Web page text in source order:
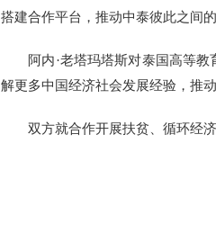
搭建合作平台，推动中泰彼此之间
阿内·老塔玛塔斯对泰国高等教
解更多中国经济社会发展经验，推
双方就合作开展扶贫、循环经济